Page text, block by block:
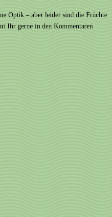
Optik – aber leider sind die Früchte
Ihr gerne in den Kommentaren